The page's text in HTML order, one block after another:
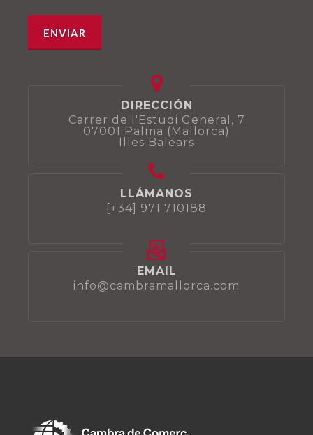
DIRECCIÓN
Carrer de l'Estudi General, 7
07001 Palma (Mallorca)
Illes Balears
LLÁMANOS
[+34] 971 710188
EMAIL
info@cambramallorca.com